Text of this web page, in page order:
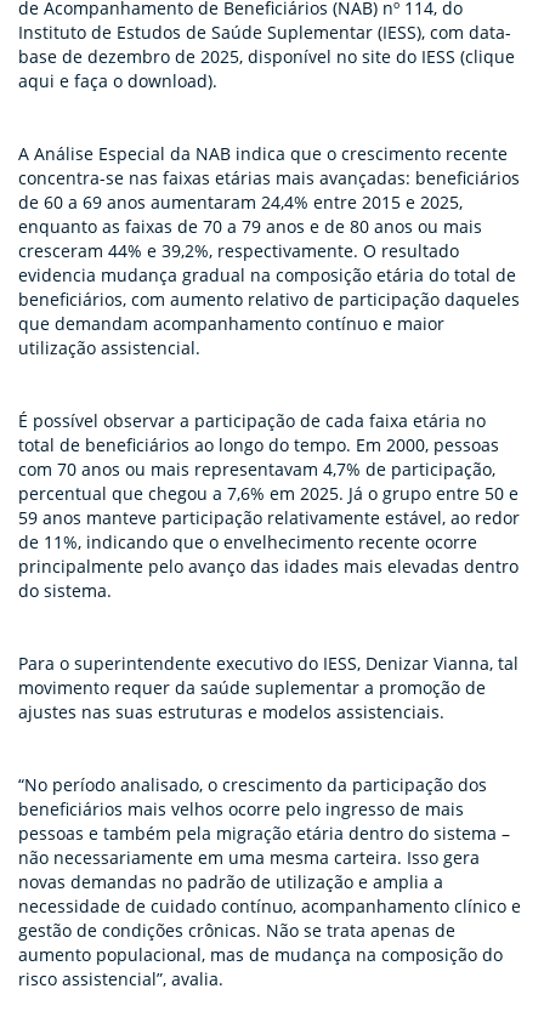
de Acompanhamento de Beneficiários (NAB) nº 114, do
Instituto de Estudos de Saúde Suplementar (IESS), com data-
base de dezembro de 2025, disponível no site do IESS (clique
aqui e faça o download).
A Análise Especial da NAB indica que o crescimento recente
concentra-se nas faixas etárias mais avançadas: beneficiários
de 60 a 69 anos aumentaram 24,4% entre 2015 e 2025,
enquanto as faixas de 70 a 79 anos e de 80 anos ou mais
cresceram 44% e 39,2%, respectivamente. O resultado
evidencia mudança gradual na composição etária do total de
beneficiários, com aumento relativo de participação daqueles
que demandam acompanhamento contínuo e maior
utilização assistencial.
É possível observar a participação de cada faixa etária no
total de beneficiários ao longo do tempo. Em 2000, pessoas
com 70 anos ou mais representavam 4,7% de participação,
percentual que chegou a 7,6% em 2025. Já o grupo entre 50 e
59 anos manteve participação relativamente estável, ao redor
de 11%, indicando que o envelhecimento recente ocorre
principalmente pelo avanço das idades mais elevadas dentro
do sistema.
Para o superintendente executivo do IESS, Denizar Vianna, tal
movimento requer da saúde suplementar a promoção de
ajustes nas suas estruturas e modelos assistenciais.
“No período analisado, o crescimento da participação dos
beneficiários mais velhos ocorre pelo ingresso de mais
pessoas e também pela migração etária dentro do sistema –
não necessariamente em uma mesma carteira. Isso gera
novas demandas no padrão de utilização e amplia a
necessidade de cuidado contínuo, acompanhamento clínico e
gestão de condições crônicas. Não se trata apenas de
aumento populacional, mas de mudança na composição do
risco assistencial”, avalia.